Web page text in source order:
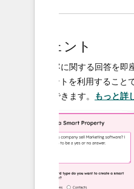
ージェント
い、顧客に関する回答を即座に提
ージェントを利用することで、デ
を拡大できます。もっと詳しく